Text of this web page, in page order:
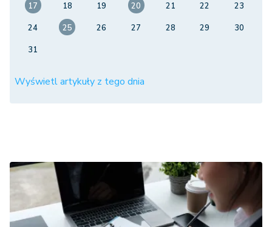
17
18 19 20 21 22
23
24
25 26 27 28 29
30
31
Wyświetl artykuły z tego dnia